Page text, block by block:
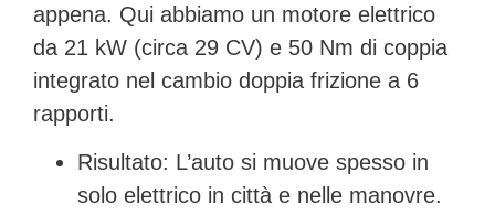
appena. Qui abbiamo un motore elettrico
da 21 kW (circa 29 CV) e 50 Nm di coppia
integrato nel cambio doppia frizione a 6
rapporti.
Risultato: L’auto si muove spesso in
solo elettrico in città e nelle manovre.